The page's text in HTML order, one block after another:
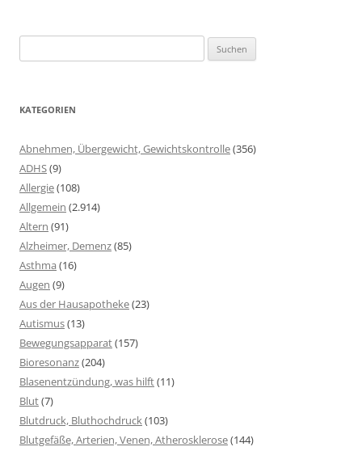
nach:
KATEGORIEN
Abnehmen, Übergewicht, Gewichtskontrolle(356)
ADHS(9)
Allergie(108)
Allgemein (2.914)
Altern (91)
Alzheimer, Demenz(85)
Asthma (16)
Augen (9)
Aus der Hausapotheke(23)
Autismus(13)
Bewegungsapparat(157)
Bioresonanz(204)
Blasenentzündung, was hilft(11)
Blut(7)
Blutdruck, Bluthochdruck(103)
Blutgefäße, Arterien, Venen, Atherosklerose(144)